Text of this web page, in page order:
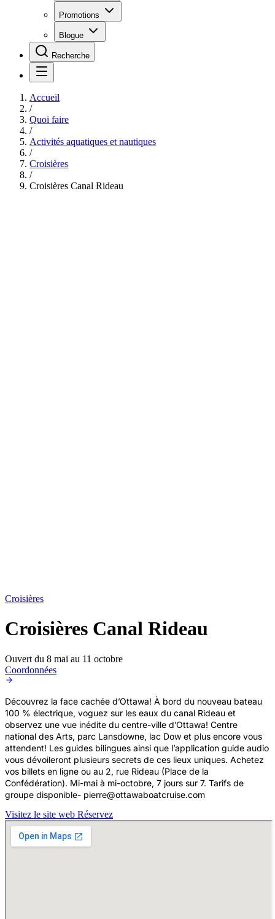
Promotions
Blogue
Recherche
Accueil
/
Quoi faire
/
Activités aquatiques et nautiques
/
Croisières
/
Croisières Canal Rideau
Croisières
Croisières Canal Rideau
Ouvert du 8 mai au 11 octobre
Coordonnées
Découvrez la face cachée d’Ottawa! À bord du nouveau bateau
100 % électrique, voguez sur les eaux du canal Rideau et
observez une vue inédite du centre-ville d’Ottawa! Centre
national des Arts, parc Lansdowne, lac Dow et plus encore vous
attendent! Les guides bilingues ainsi que l’application guide audio
vous dévoileront plusieurs secrets de ces lieux uniques. Achetez
vos billets en ligne ou au 2, rue Rideau (Place de la
Confédération). Mi-mai à mi-octobre, 7 jours sur 7. Tarifs de
groupe disponible- pierre@ottawaboatcruise.com
Visitez le site web Réservez